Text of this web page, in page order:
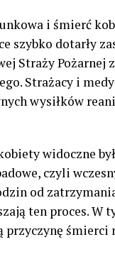
i śmierć
szybko dotarły
Straży
Strażacy i
wysiłków
widoczne
czyli
od
ten proces. W
przyczynę śmierci